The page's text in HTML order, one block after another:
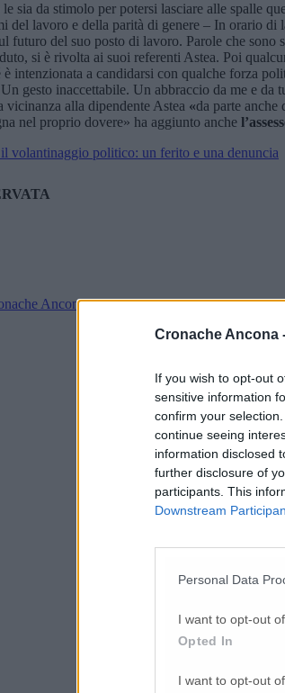
Cronache Ancona
If you wish to opt-out
sensitive information
confirm your
continue seeing
information disclosed
further disclosure of
participants. This
Downstream
Personal Data
I want to opt-out
Opted In
I want to opt-out
sia da stimolo per potersi lasciare alle spalle
del lavoro e della parità di genere – In orario
futuro del suo posto di lavoro. Parole che sono
si è rivolta ai suoi referenti Astea. Poi
intenzionata a candidarsi con qualche forza
gesto inaccettabile. Un abbraccio da me e
vicinanza alla dipendente Astea «da parte
nel proprio dovere» ha aggiunto anche
volantinaggio politico: un ferito e una denuncia
Ancona